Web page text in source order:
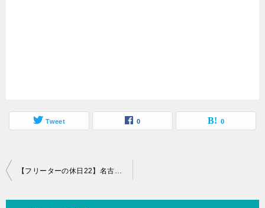
Tweet 0 0
投
【フリーターの休日22】名古屋駅から歩いて名古屋城に行ってみた